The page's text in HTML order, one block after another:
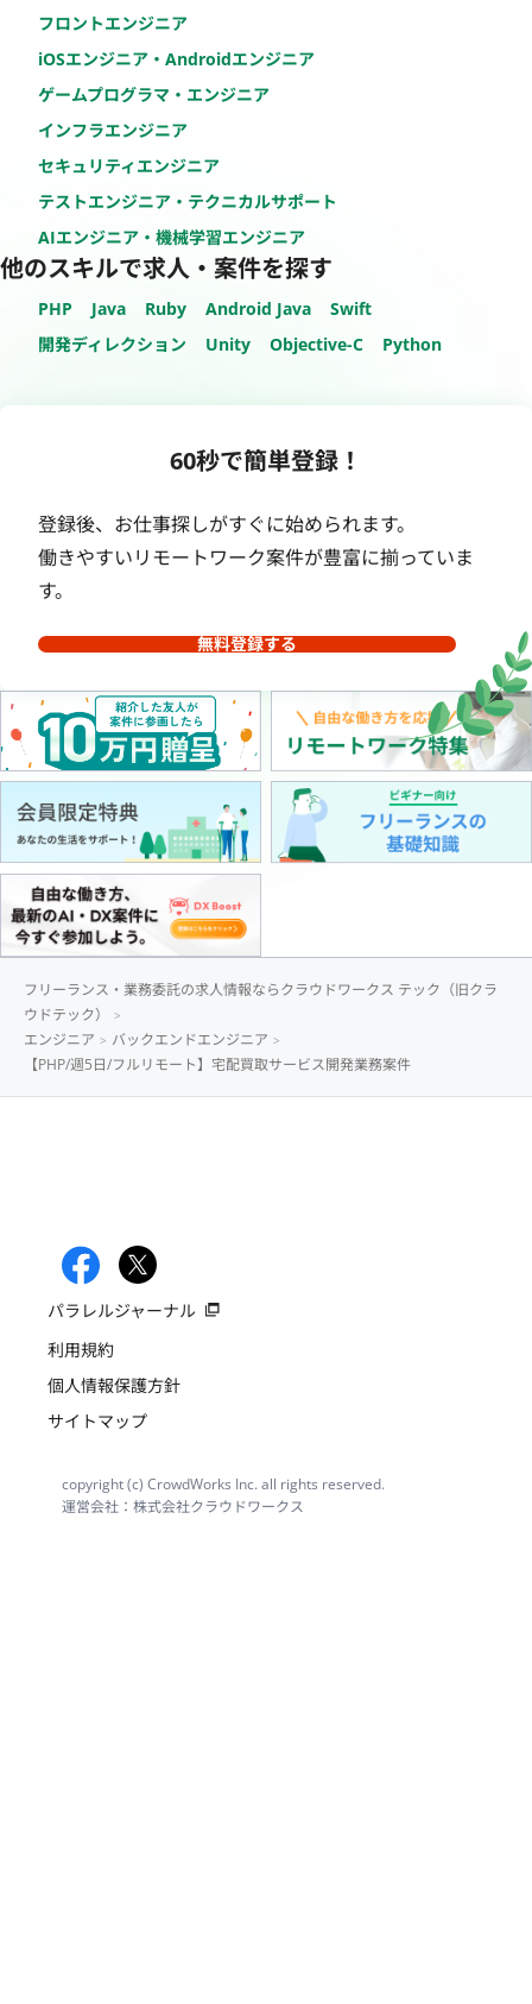
フロントエンジニア
iOSエンジニア・Androidエンジニア
ゲームプログラマ・エンジニア
インフラエンジニア
セキュリティエンジニア
テストエンジニア・テクニカルサポート
AIエンジニア・機械学習エンジニア
他のスキルで求人・案件を探す
PHP Java Ruby Android Java
Swift
開発ディレクション
Unity Objective-C Python
60秒で簡単登録！
登録後、お仕事探しがすぐに始められます。
働きやすいリモートワーク案件が豊富に揃っていま
す。
無料登録する
フリーランス・業務委託の求人情報ならクラウドワークス テック（旧クラ
ウドテック）
エンジニア
バックエンドエンジニア
【PHP/週5日/フルリモート】宅配買取サービス開発業務案件
パラレルジャーナル
利用規約
個人情報保護方針
サイトマップ
copyright (c) CrowdWorks Inc. all rights reserved.
運営会社：株式会社クラウドワークス